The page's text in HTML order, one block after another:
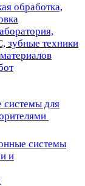
обработка,
зубные техники
системы для
системы
и